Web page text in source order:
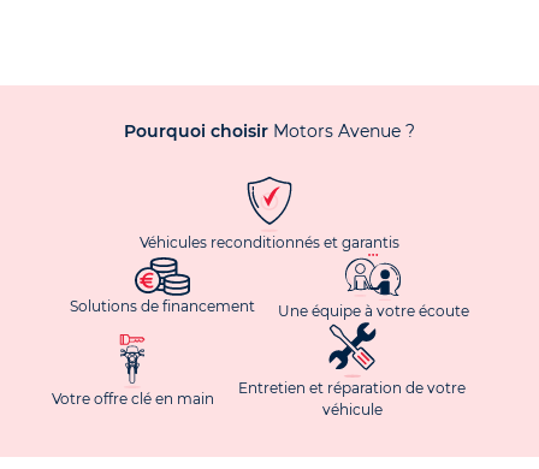
Pourquoi choisir Motors Avenue ?
Véhicules reconditionnés et garantis
Solutions de financement Une équipe à votre écoute
Votre offre clé en main
Entretien et réparation de votre
véhicule